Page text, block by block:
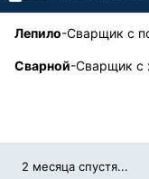
Лепило-Сварщик с
Сварной-Сварщик с
2 месяца спустя...